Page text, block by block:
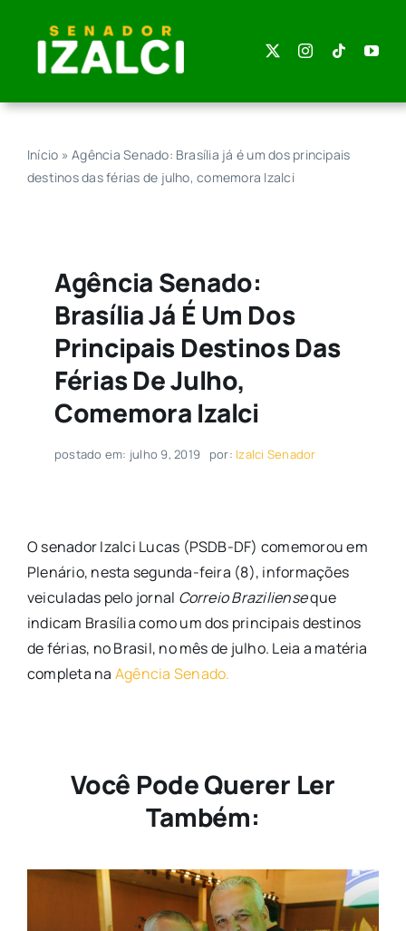
content
Início »Agência Senado: Brasília já é um dos principais
destinos das férias de julho, comemora Izalci
Agência Senado:
Brasília Já É Um Dos
Principais Destinos Das
Férias De Julho,
Comemora Izalci
postado em: julho 9, 2019 por: Izalci Senador
O senador Izalci Lucas (PSDB-DF) comemorou em
Plenário, nesta segunda-feira (8), informações
veiculadas pelo jornal Correio Brazilienseque
indicam Brasília como um dos principais destinos
de férias, no Brasil, no mês de julho. Leia a matéria
completa na Agência Senado.
Você Pode Querer Ler
Também: